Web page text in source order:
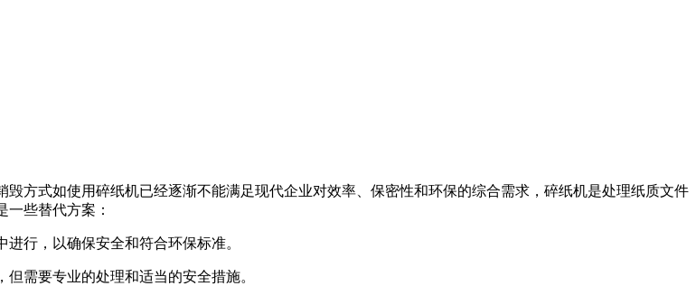
方式如使用碎纸机已经逐渐不能满足现代企业对效率、保密性和环保的综合需求，碎纸机是处理纸质文件
些替代方案：
行，以确保安全和符合环保标准。
需要专业的处理和适当的安全措施。